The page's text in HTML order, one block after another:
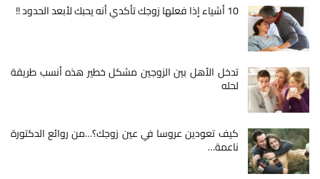
10 أشياء إذا فعلها زوجك تأكدي أنه يحبك لأبعد الحدود !!
تدخل الأهل بين الزوجين مشكل خطير هذه أنسب طريقة
لحله
كيف تعودين عروسا في عين زوجك؟…من روائع الدكتورة
ناعمة…